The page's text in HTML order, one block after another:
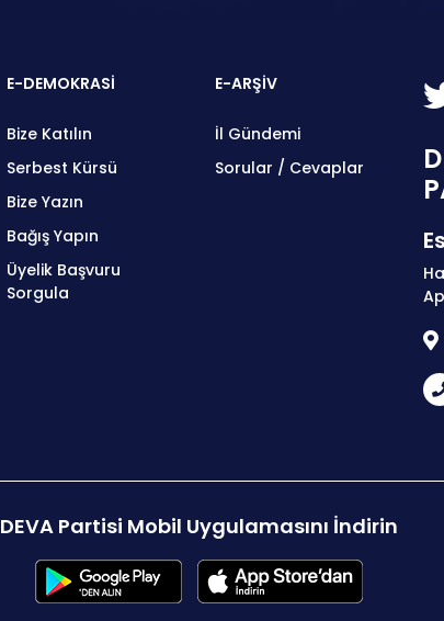
E-DEMOKRASİ
Bize Katılın
Serbest Kürsü
Bize Yazın
Bağış Yapın
Üyelik Başvuru
Sorgula
E-ARŞİV
İl Gündemi
Sorular / Cevaplar
DEVA Partisi Mobil Uygulamasını İndirin